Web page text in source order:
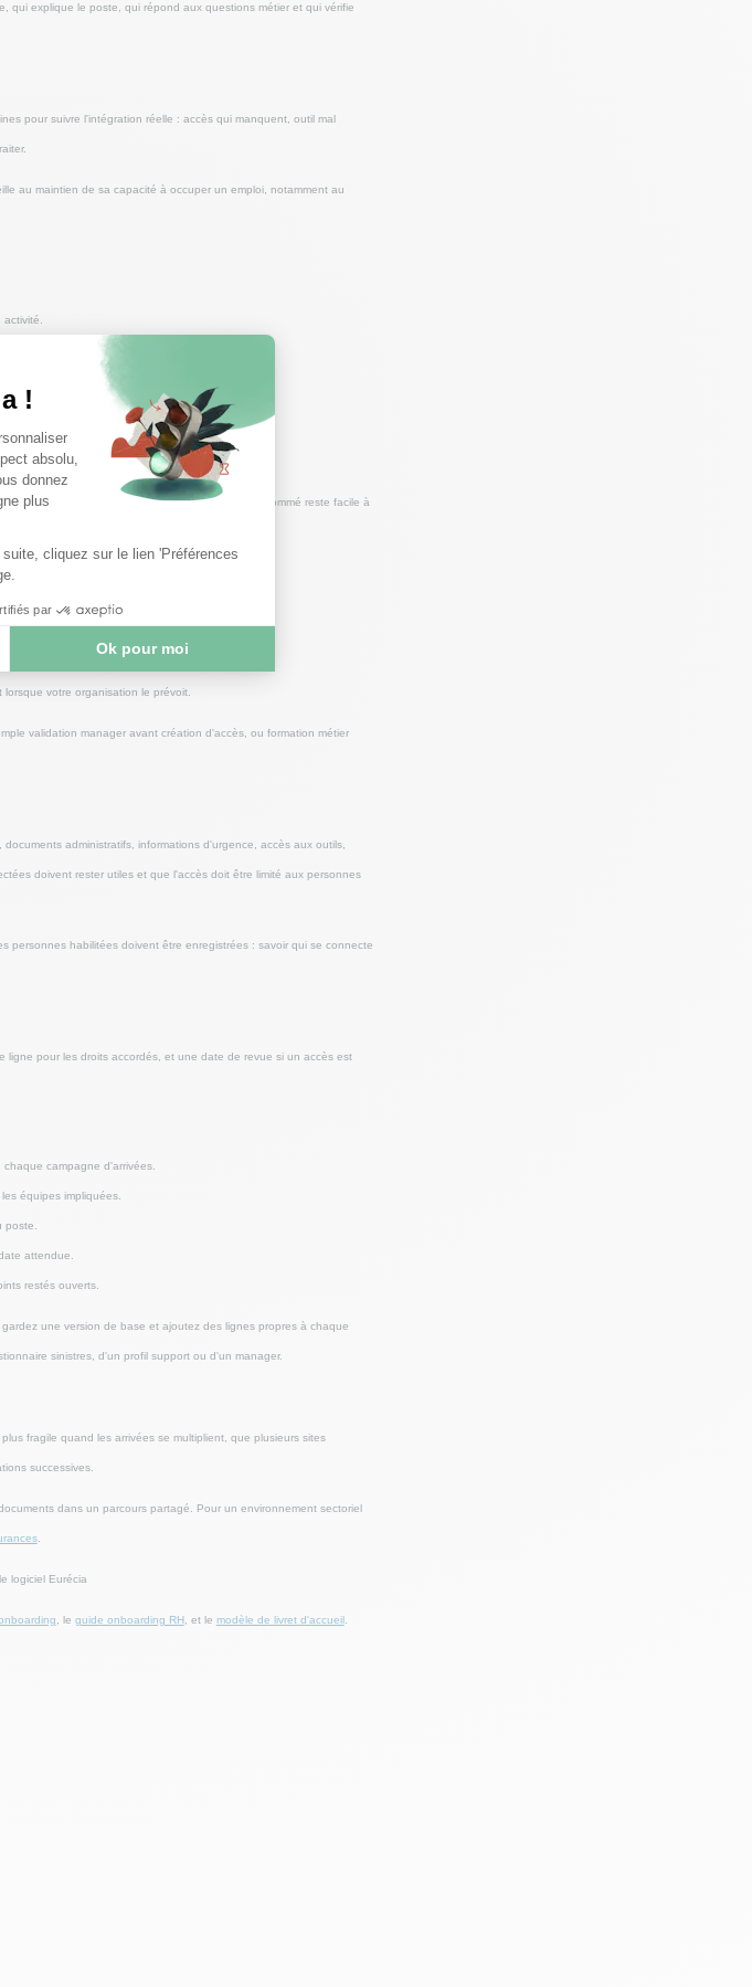
qui explique le poste, qui répond aux questions métier et qui vérifie
pour suivre l'intégration réelle : accès qui manquent, outil mal
au maintien de sa capacité à occuper un emploi, notamment au
concrets.
service générique. Une ligne sans responsable nommé reste facile à
remis, suivi global.
points de suivi.
accès incorrect.
propres au poste.
votre organisation le prévoit.
validation manager avant création d'accès, ou formation métier
administratifs, informations d'urgence, accès aux outils,
doivent rester utiles et que l'accès doit être limité aux personnes
personnes habilitées doivent être enregistrées : savoir qui se connecte
ligne pour les droits accordés, et une date de revue si un accès est
campagne d'arrivées.
équipes impliquées.
poste.
attendue.
restés ouverts.
une version de base et ajoutez des lignes propres à chaque
sinistres, d'un profil support ou d'un manager.
fragile quand les arrivées se multiplient, que plusieurs sites
successives.
dans un parcours partagé. Pour un environnement sectoriel
.
logiciel Eurécia
, le guide onboarding RH, et le modèle de livret d'accueil.